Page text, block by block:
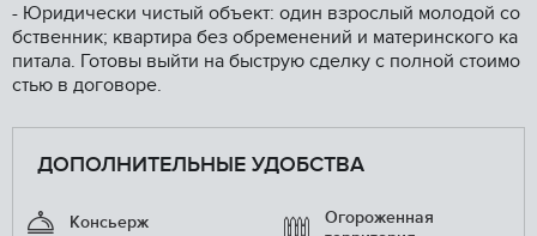
- Юридически чистый объект: один взрослый молодой со
бственник; квартира без обременений и материнского ка
питала. Готовы выйти на быструю сделку с полной стоимо
стью в договоре.
ДОПОЛНИТЕЛЬНЫЕ УДОБСТВА
Консьерж
Огороженная